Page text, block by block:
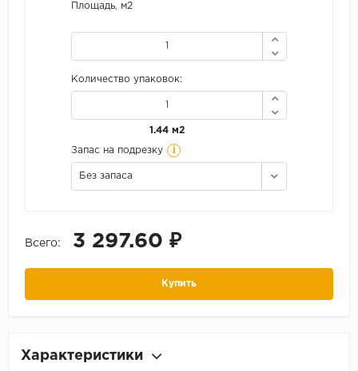
Площадь, м2
Количество упаковок:
1.44 м2
Запас на подрезку i
Без запаса
Всего: 3 297.60 ₽
Купить
Характеристики